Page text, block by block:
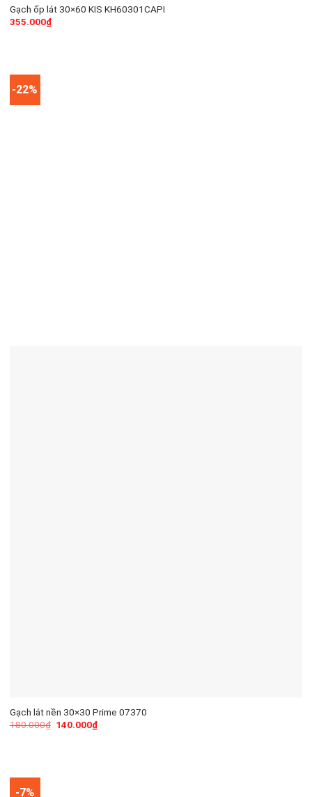
Gạch ốp lát 30×60 KIS KH60301CAPI
355.000₫
-22%
Gạch lát nền 30×30 Prime 07370
180.000₫ 140.000₫
-7%